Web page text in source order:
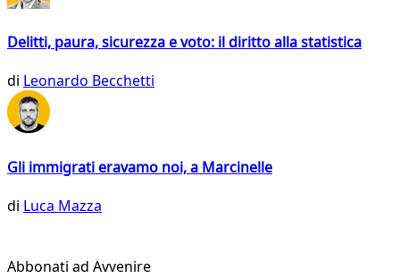
Delitti, paura, sicurezza e voto: il diritto alla statistica
di Leonardo Becchetti
Gli immigrati eravamo noi, a Marcinelle
di Luca Mazza
Abbonati ad Avvenire